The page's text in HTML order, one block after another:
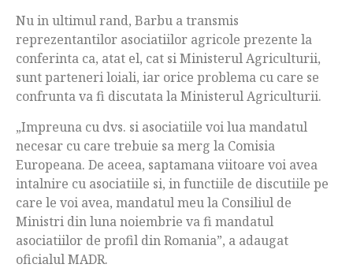
Nu in ultimul rand, Barbu a transmis
reprezentantilor asociatiilor agricole prezente la
conferinta ca, atat el, cat si Ministerul Agriculturii,
sunt parteneri loiali, iar orice problema cu care se
confrunta va fi discutata la Ministerul Agriculturii.
„Impreuna cu dvs. si asociatiile voi lua mandatul
necesar cu care trebuie sa merg la Comisia
Europeana. De aceea, saptamana viitoare voi avea
intalnire cu asociatiile si, in functiile de discutiile pe
care le voi avea, mandatul meu la Consiliul de
Ministri din luna noiembrie va fi mandatul
asociatiilor de profil din Romania”, a adaugat
oficialul MADR.